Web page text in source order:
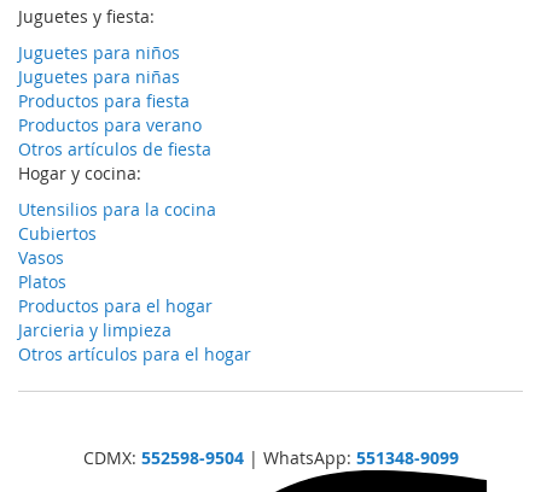
Juguetes y fiesta:
Juguetes para niños
Juguetes para niñas
Productos para fiesta
Productos para verano
Otros artículos de fiesta
Hogar y cocina:
Utensilios para la cocina
Cubiertos
Vasos
Platos
Productos para el hogar
Jarcieria y limpieza
Otros artículos para el hogar
CDMX: 552598-9504| WhatsApp: 551348-9099